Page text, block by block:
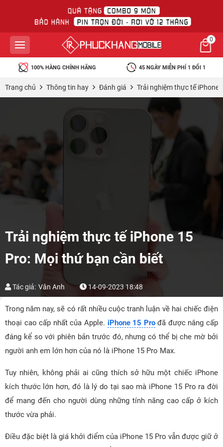
0
100% HÀNG CHÍNH HÃNG 45 NGÀY MIỄN PHÍ 1 ĐỔI 1
Trang chủ Thông tin hay Đánh giá Trải nghiệm thực tế iPhone
Trải nghiệm thực tế iPhone 15
Pro: Mọi thứ bạn cần biết
Tác giả: Vân Anh 14-09-2023 18:48
Trong năm nay, sẽ có rất nhiều cuộc tranh luận về hai chiếc điện
thoại cao cấp nhất của Apple. iPhone 15 Prođã được nâng cấp
đáng kể so với phiên bản trước đó, nhưng có thể bị che mờ bởi
người anh em lớn hơn của nó là iPhone 15 Pro Max.
Tuy nhiên, không phải ai cũng thích sở hữu một chiếc iPhone
kích thước lớn hơn, đó là lý do tại sao mà iPhone 15 Pro ra đời
để mang đến cho người dùng những tính năng cao cấp ở kích
thước vừa phải.
Điều đặc biệt là giá khởi điểm của iPhone 15 Pro vẫn được giữ ở